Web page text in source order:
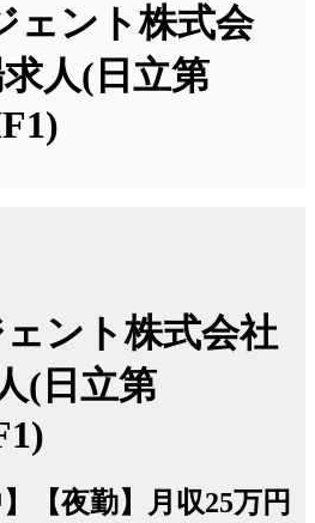
ェント株式会
人(日立第
ント株式会社
(日立第
】【夜勤】月収25万円